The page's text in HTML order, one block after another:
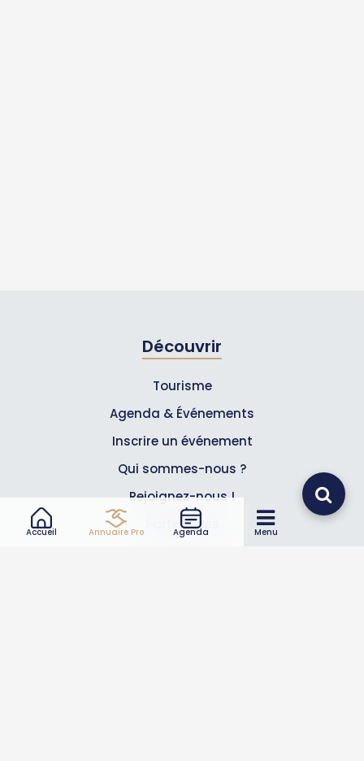
Accueil Annuaire Pro Agenda Menu
Découvrir
Tourisme
Agenda & Événements
Inscrire un événement
Qui sommes-nous ?
Rejoignez-nous !
Partenaires